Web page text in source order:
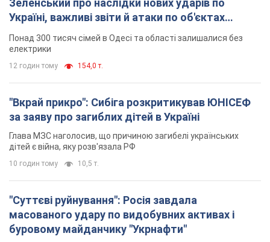
Україні, важливі звіти й атаки по об'єктах
ворога. Відео
Понад 300 тисяч сімей в Одесі та області залишалися без
електрики
12 годин тому 154,0 т.
"Вкрай прикро": Сибіга розкритикував ЮНІСЕФ
за заяву про загиблих дітей в Україні
Глава МЗС наголосив, що причиною загибелі українських
дітей є війна, яку розв'язала РФ
10 годин тому 10,5 т.
"Суттєві руйнування": Росія завдала
масованого удару по видобувних активах і
буровому майданчику "Укрнафти"